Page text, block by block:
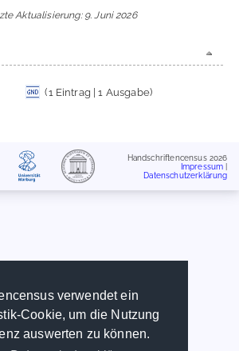
verwendet ein
Cookie, um die Nutzung
auswerten zu können.
Aktualisierung: 9. Juni 2026
(1 Eintrag | 1 Ausgabe)
Handschriftencensus 2026
Impressum
Datenschutzerklärung